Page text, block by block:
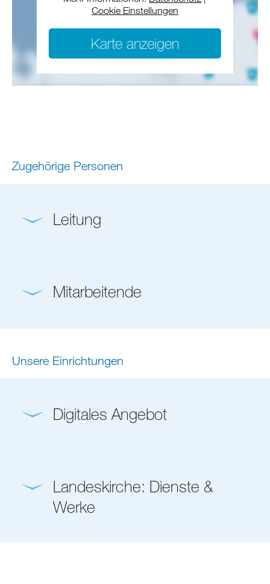
Cookie Einstellungen
Karte anzeigen
Zugehörige Personen
Leitung
Mitarbeitende
Unsere Einrichtungen
Digitales Angebot
Landeskirche: Dienste &
Werke